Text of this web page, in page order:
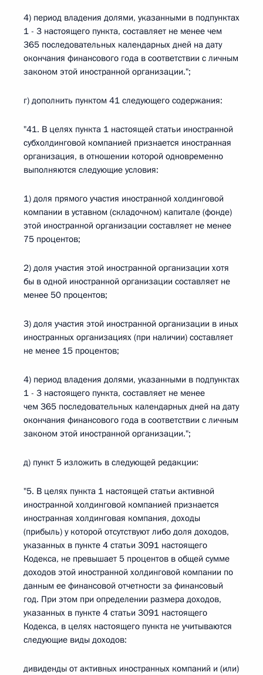
4) период владения долями, указанными в подпунктах
1 - 3 настоящего пункта, составляет не менее чем
365 последовательных календарных дней на дату
окончания финансового года в соответствии с личным
законом этой иностранной организации.";
г) дополнить пунктом 41 следующего содержания:
"41. В целях пункта 1 настоящей статьи иностранной
субхолдинговой компанией признается иностранная
организация, в отношении которой одновременно
выполняются следующие условия:
1) доля прямого участия иностранной холдинговой
компании в уставном (складочном) капитале (фонде)
этой иностранной организации составляет не менее
75 процентов;
2) доля участия этой иностранной организации хотя
бы в одной иностранной организации составляет не
менее 50 процентов;
3) доля участия этой иностранной организации в иных
иностранных организациях (при наличии) составляет
не менее 15 процентов;
4) период владения долями, указанными в подпунктах
1 - 3 настоящего пункта, составляет не менее
чем 365 последовательных календарных дней на дату
окончания финансового года в соответствии с личным
законом этой иностранной организации.";
д) пункт 5 изложить в следующей редакции:
"5. В целях пункта 1 настоящей статьи активной
иностранной холдинговой компанией признается
иностранная холдинговая компания, доходы
(прибыль) у которой отсутствуют либо доля доходов,
указанных в пункте 4 статьи 3091 настоящего
Кодекса, не превышает 5 процентов в общей сумме
доходов этой иностранной холдинговой компании по
данным ее финансовой отчетности за финансовый
год. При этом при определении размера доходов,
указанных в пункте 4 статьи 3091 настоящего
Кодекса, в целях настоящего пункта не учитываются
следующие виды доходов:
дивиденды от активных иностранных компаний и (или)